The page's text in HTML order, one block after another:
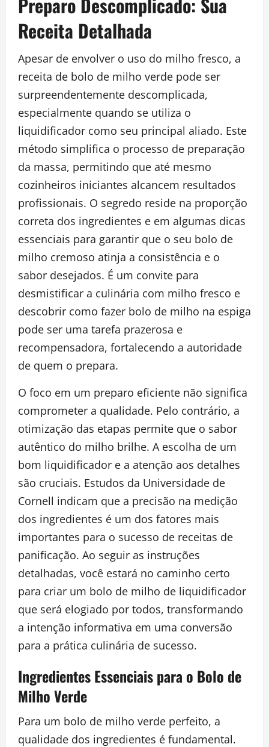
Receita Detalhada
Apesar de envolver o uso do milho fresco, a
receita de bolo de milho verde pode ser
surpreendentemente descomplicada,
especialmente quando se utiliza o
liquidificador como seu principal aliado. Este
método simplifica o processo de preparação
da massa, permitindo que até mesmo
cozinheiros iniciantes alcancem resultados
profissionais. O segredo reside na proporção
correta dos ingredientes e em algumas dicas
essenciais para garantir que o seu bolo de
milho cremoso atinja a consistência e o
sabor desejados. É um convite para
desmistificar a culinária com milho fresco e
descobrir como fazer bolo de milho na espiga
pode ser uma tarefa prazerosa e
recompensadora, fortalecendo a autoridade
de quem o prepara.
O foco em um preparo eficiente não significa
comprometer a qualidade. Pelo contrário, a
otimização das etapas permite que o sabor
autêntico do milho brilhe. A escolha de um
bom liquidificador e a atenção aos detalhes
são cruciais. Estudos da Universidade de
Cornell indicam que a precisão na medição
dos ingredientes é um dos fatores mais
importantes para o sucesso de receitas de
panificação. Ao seguir as instruções
detalhadas, você estará no caminho certo
para criar um bolo de milho de liquidificador
que será elogiado por todos, transformando
a intenção informativa em uma conversão
para a prática culinária de sucesso.
Ingredientes Essenciais para o Bolo de
Milho Verde
Para um bolo de milho verde perfeito, a
qualidade dos ingredientes é fundamental.